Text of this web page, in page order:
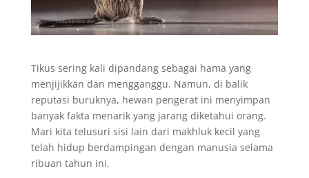
Tikus sering kali dipandang sebagai hama yang
menjijikkan dan mengganggu. Namun, di balik
reputasi buruknya, hewan pengerat ini menyimpan
banyak fakta menarik yang jarang diketahui orang.
Mari kita telusuri sisi lain dari makhluk kecil yang
telah hidup berdampingan dengan manusia selama
ribuan tahun ini.